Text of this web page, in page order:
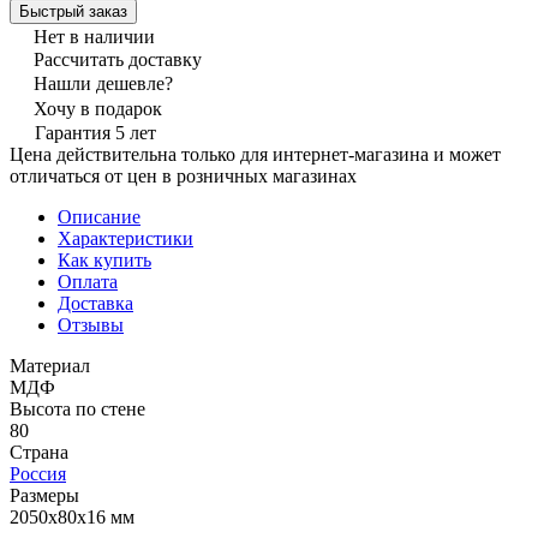
Быстрый заказ
Нет в наличии
Рассчитать доставку
Нашли дешевле?
Хочу в подарок
Гарантия 5 лет
Цена действительна только для интернет-магазина и может
отличаться от цен в розничных магазинах
Описание
Характеристики
Как купить
Оплата
Доставка
Отзывы
Материал
МДФ
Высота по стене
80
Страна
Россия
Размеры
2050х80х16 мм